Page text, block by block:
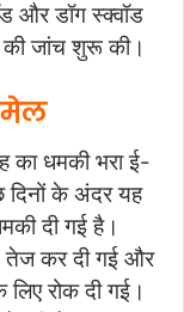
और डॉग स्क्वॉड
की जांच शुरू की।
मेल
का धमकी भरा ई-
के अंदर यह
दी गई है।
तेज कर दी गई और
रोक दी गई।